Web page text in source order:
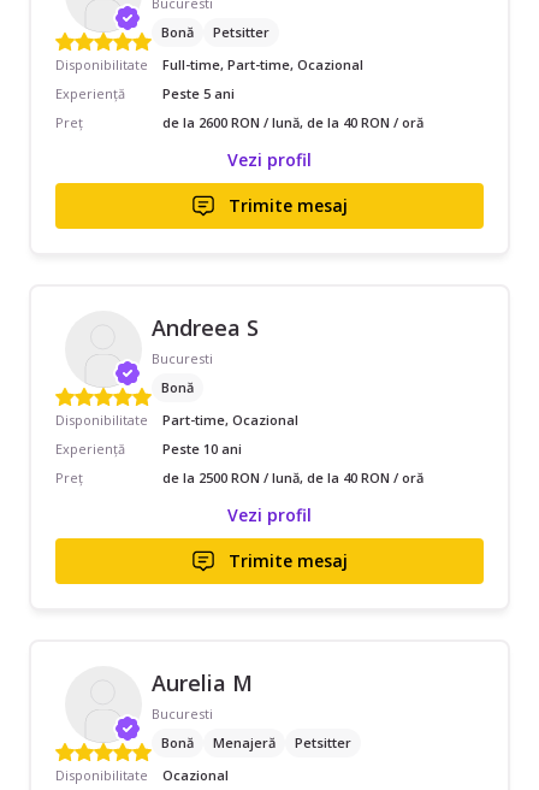
Bonă
Petsitter
Disponibilitate
Full-time, Part-time, Ocazional
Experiență
Peste 5 ani
Preț
de la 2600 RON / lună, de la 40 RON / oră
Vezi profil
Trimite mesaj
Andreea S
Bucuresti
Bonă
Disponibilitate
Part-time, Ocazional
Experiență
Peste 10 ani
Preț
de la 2500 RON / lună, de la 40 RON / oră
Vezi profil
Trimite mesaj
Aurelia M
Bucuresti
Bonă
Menajeră
Petsitter
Disponibilitate
Ocazional